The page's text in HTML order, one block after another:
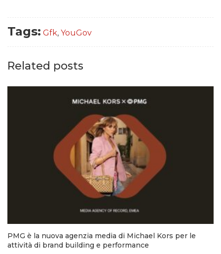
Tags: Gfk, YouGov
Related posts
PMG è la nuova agenzia media di Michael Kors per le
attività di brand building e performance